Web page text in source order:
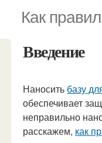
Как
Введение
Наносить базу
обеспечивает
неправильно
расскажем, как